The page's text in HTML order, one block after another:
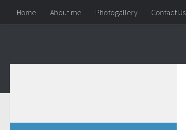
Skip to content
Home About me Photogallery Contact Us